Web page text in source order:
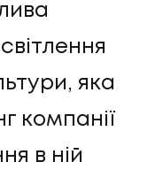
яка
компанії
в ній